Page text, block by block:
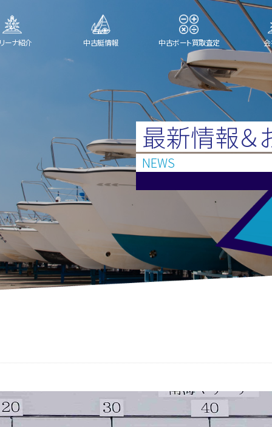
ーナ紹介 中古艇情報 中古ボート買取査定
最新情報＆
NEWS